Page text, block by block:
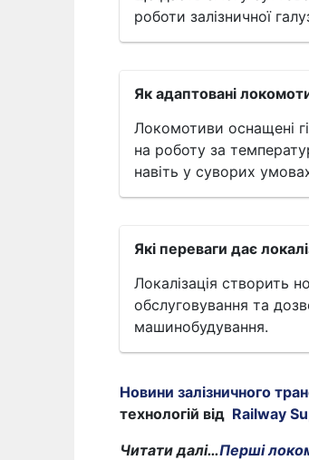
роботи залізничної
Як адаптовані
Локомотиви оснащені
на роботу за
навіть у суворих
Які переваги дає
Локалізація створить
обслуговування та
машинобудування.
Новини залізничного
технологій від Railway
Читати далі…Перші